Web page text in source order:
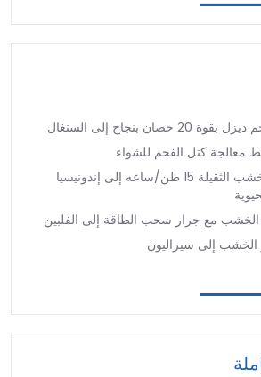
بنجاح إلى السنغال
معالجة كتل الفحم للشواء
تم تصدير مفرمة الخشب الثقيلة 15 طن/ساعه إلى إندونيسيا
الخشب مع جرار سحب الطاقة إلى الفلبين
الخشب إلى سيراليون